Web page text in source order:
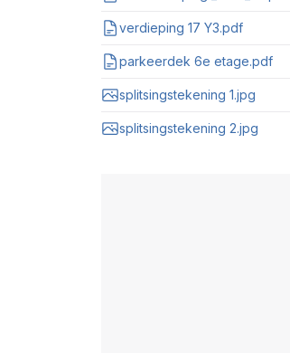
verdieping 17 Y3.pdf
parkeerdek 6e etage.pdf
splitsingstekening 1.jpg
splitsingstekening 2.jpg